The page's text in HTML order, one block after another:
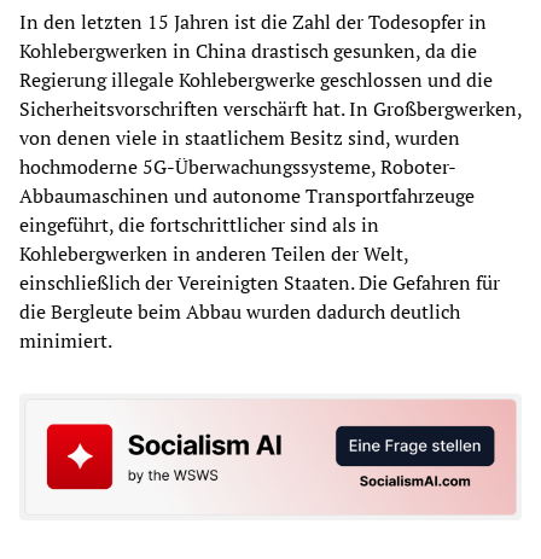
In den letzten 15 Jahren ist die Zahl der Todesopfer in
Kohlebergwerken in China drastisch gesunken, da die
Regierung illegale Kohlebergwerke geschlossen und die
Sicherheitsvorschriften verschärft hat. In Großbergwerken,
von denen viele in staatlichem Besitz sind, wurden
hochmoderne 5G-Überwachungssysteme, Roboter-
Abbaumaschinen und autonome Transportfahrzeuge
eingeführt, die fortschrittlicher sind als in
Kohlebergwerken in anderen Teilen der Welt,
einschließlich der Vereinigten Staaten. Die Gefahren für
die Bergleute beim Abbau wurden dadurch deutlich
minimiert.